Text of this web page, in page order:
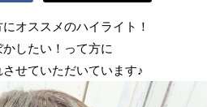
オススメのハイライト！
したい！って方に
せていただいています♪